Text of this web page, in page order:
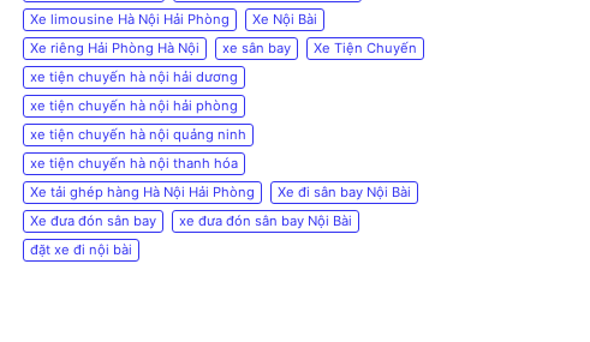
Xe limousine Hà Nội Hải Phòng
Xe Nội Bài
Xe riêng Hải Phòng Hà Nội
xe sân bay
Xe Tiện Chuyến
xe tiện chuyến hà nội hải dương
xe tiện chuyến hà nội hải phòng
xe tiện chuyến hà nội quảng ninh
xe tiện chuyến hà nội thanh hóa
Xe tải ghép hàng Hà Nội Hải Phòng
Xe đi sân bay Nội Bài
Xe đưa đón sân bay
xe đưa đón sân bay Nội Bài
đặt xe đi nội bài